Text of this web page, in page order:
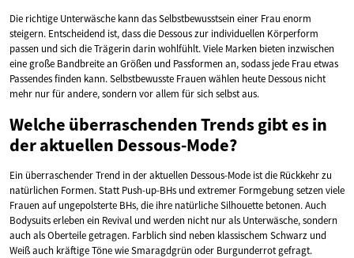
Die richtige Unterwäsche kann das Selbstbewusstsein einer Frau enorm
steigern. Entscheidend ist, dass die Dessous zur individuellen Körperform
passen und sich die Trägerin darin wohlfühlt. Viele Marken bieten inzwischen
eine große Bandbreite an Größen und Passformen an, sodass jede Frau etwas
Passendes finden kann. Selbstbewusste Frauen wählen heute Dessous nicht
mehr nur für andere, sondern vor allem für sich selbst aus.
Welche überraschenden Trends gibt es in
der aktuellen Dessous-Mode?
Ein überraschender Trend in der aktuellen Dessous-Mode ist die Rückkehr zu
natürlichen Formen. Statt Push-up-BHs und extremer Formgebung setzen viele
Frauen auf ungepolsterte BHs, die ihre natürliche Silhouette betonen. Auch
Bodysuits erleben ein Revival und werden nicht nur als Unterwäsche, sondern
auch als Oberteile getragen. Farblich sind neben klassischem Schwarz und
Weiß auch kräftige Töne wie Smaragdgrün oder Burgunderrot gefragt.